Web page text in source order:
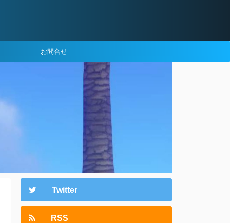
お問合せ
Twitter
RSS